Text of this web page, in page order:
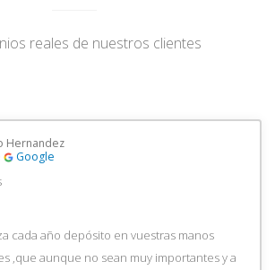
reales de nuestros clientes
Hernandez
Google
cada año depósito en vuestras manos
,que aunque no sean muy importantes y a